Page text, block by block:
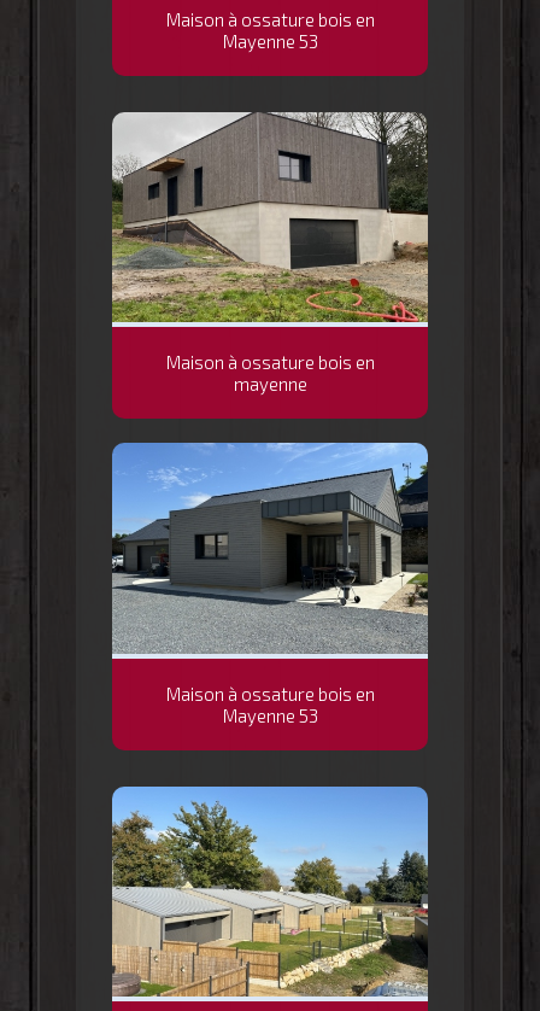
Maison à ossature bois en
Mayenne 53
Maison à ossature bois en
mayenne
Maison à ossature bois en
Mayenne 53